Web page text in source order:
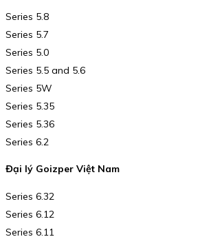
Series 5.8
Series 5.7
Series 5.0
Series 5.5 and 5.6
Series 5W
Series 5.35
Series 5.36
Series 6.2
Đại lý Goizper Việt Nam
Series 6.32
Series 6.12
Series 6.11